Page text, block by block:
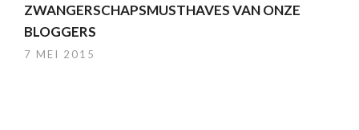
ZWANGERSCHAPSMUSTHAVES VAN ONZE
BLOGGERS
7 MEI 2015